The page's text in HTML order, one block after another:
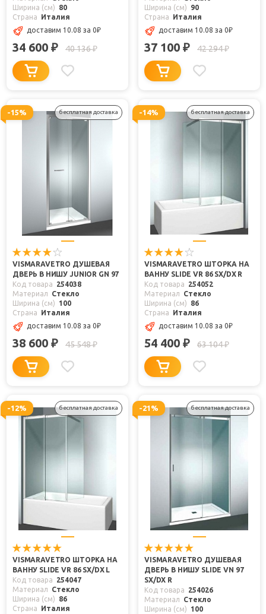
Ширина (см)
80
Страна
Италия
доставим 10.08 за 0₽
34 600 ₽ 40 136₽
Ширина (см)
90
Страна
Италия
доставим 10.08 за 0₽
37 100 ₽ 42 294₽
-15% бесплатная доставка
VISMARAVETRO ДУШЕВАЯ
ДВЕРЬ В НИШУ JUNIOR GN 97
Код товара
254038
Материал
Стекло
Ширина (см)
100
Страна
Италия
доставим 10.08 за 0₽
38 600 ₽ 45 548₽
-14% бесплатная доставка
VISMARAVETRO ШТОРКА НА
ВАННУ SLIDE VR 86 SX/DX R
Код товара
254052
Материал
Стекло
Ширина (см)
86
Страна
Италия
доставим 10.08 за 0₽
54 400 ₽ 63 104₽
-12% бесплатная доставка
VISMARAVETRO ШТОРКА НА
ВАННУ SLIDE VR 86 SX/DX L
Код товара
254047
Материал
Стекло
Ширина (см)
86
Страна
Италия
-21% бесплатная доставка
VISMARAVETRO ДУШЕВАЯ
ДВЕРЬ В НИШУ SLIDE VN 97
SX/DX R
Код товара
254026
Материал
Стекло
Ширина (см)
100